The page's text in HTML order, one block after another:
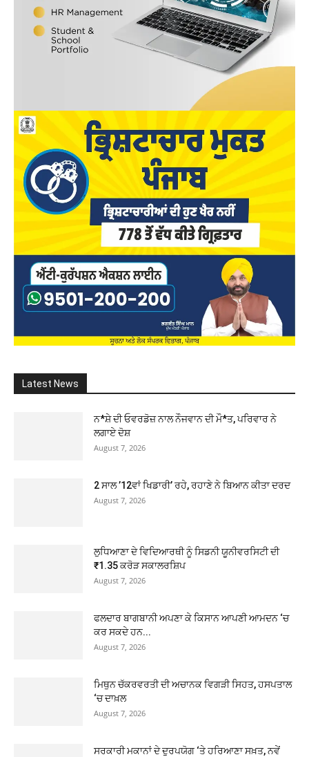
Latest News
ਨ*ਸ਼ੇ ਦੀ ਓਵਰਡੋਜ਼ ਨਾਲ ਨੌਜਵਾਨ ਦੀ ਮੌ*ਤ, ਪਰਿਵਾਰ ਨੇ
ਲਗਾਏ ਦੋਸ਼
August 7, 2026
2 ਸਾਲ ’12ਵਾਂ ਖਿਡਾਰੀ’ ਰਹੇ, ਰਹਾਣੇ ਨੇ ਬਿਆਨ ਕੀਤਾ ਦਰਦ
August 7, 2026
ਲੁਧਿਆਣਾ ਦੇ ਵਿਦਿਆਰਥੀ ਨੂੰ ਸਿਡਨੀ ਯੂਨੀਵਰਸਿਟੀ ਦੀ
₹1.35 ਕਰੋੜ ਸਕਾਲਰਸ਼ਿਪ
August 7, 2026
ਫਲਦਾਰ ਬਾਗਬਾਨੀ ਅਪਣਾ ਕੇ ਕਿਸਾਨ ਆਪਣੀ ਆਮਦਨ ‘ਚ
ਕਰ ਸਕਦੇ ਹਨ...
August 7, 2026
ਮਿਥੁਨ ਚੱਕਰਵਰਤੀ ਦੀ ਅਚਾਨਕ ਵਿਗੜੀ ਸਿਹਤ, ਹਸਪਤਾਲ
‘ਚ ਦਾਖ਼ਲ
August 7, 2026
ਸਰਕਾਰੀ ਮਕਾਨਾਂ ਦੇ ਦੁਰਪਯੋਗ ‘ਤੇ ਹਰਿਆਣਾ ਸਖ਼ਤ, ਨਵੇਂ